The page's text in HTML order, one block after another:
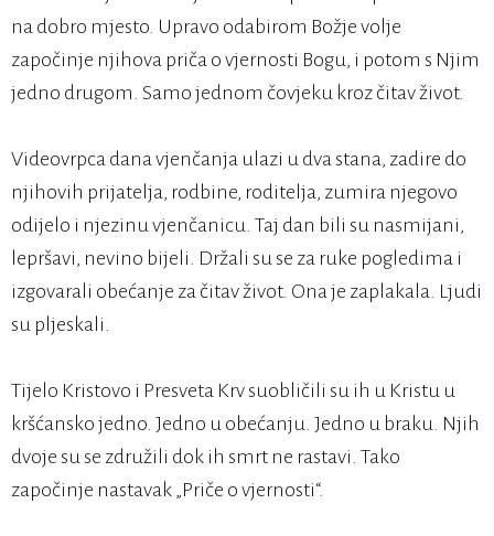
na dobro mjesto. Upravo odabirom Božje volje
započinje njihova priča o vjernosti Bogu, i potom s Njim
jedno drugom. Samo jednom čovjeku kroz čitav život.
Videovrpca dana vjenčanja ulazi u dva stana, zadire do
njihovih prijatelja, rodbine, roditelja, zumira njegovo
odijelo i njezinu vjenčanicu. Taj dan bili su nasmijani,
lepršavi, nevino bijeli. Držali su se za ruke pogledima i
izgovarali obećanje za čitav život. Ona je zaplakala. Ljudi
su pljeskali.
Tijelo Kristovo i Presveta Krv suobličili su ih u Kristu u
kršćansko jedno. Jedno u obećanju. Jedno u braku. Njih
dvoje su se združili dok ih smrt ne rastavi. Tako
započinje nastavak „Priče o vjernosti“.